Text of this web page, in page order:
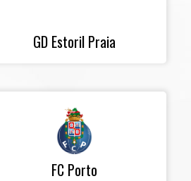
GD Estoril Praia
FC Porto